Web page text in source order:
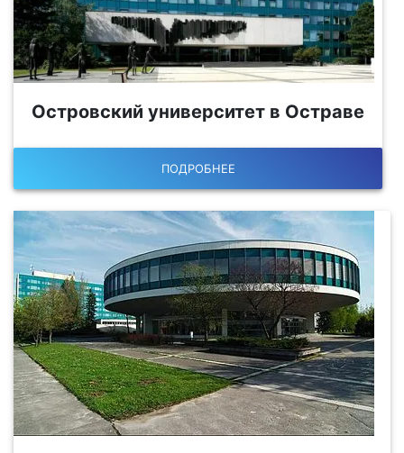
Островский университет в Остраве
ПОДРОБНЕЕ